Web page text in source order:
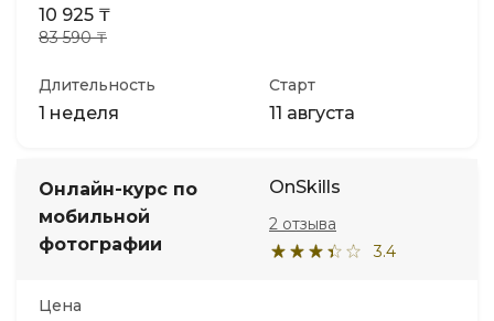
10 925 ₸
83 590 ₸
Длительность
1 неделя
Старт
11 августа
Онлайн-курс по
мобильной
фотографии
OnSkills
3.4
2 отзыва
Цена